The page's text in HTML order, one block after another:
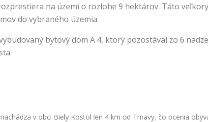
na území o rozlohe 9 hektárov. Táto
do vybraného územia.
bytový dom A 4, ktorý pozostával zo 6
v obci Biely Kostol len 4 km od Trnavy, čo ocenia